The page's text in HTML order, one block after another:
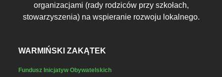
organizacjami (rady rodziców przy szkołach,
stowarzyszenia) na wspieranie rozwoju lokalnego.
WARMIŃSKI ZAKĄTEK
Fundusz Inicjatyw Obywatelskich